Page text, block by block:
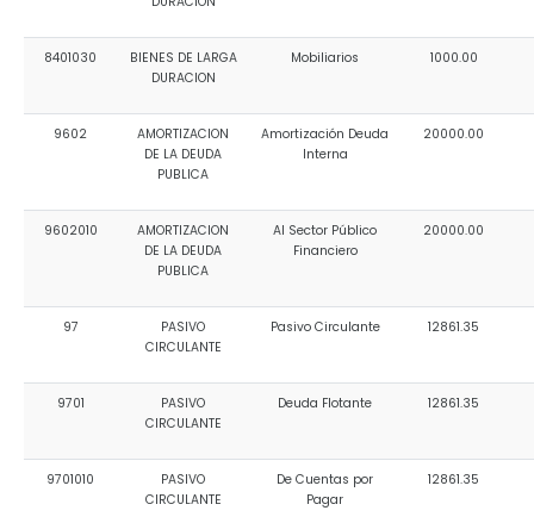
8401030
BIENES DE LARGA
DURACION
Mobiliarios 1000.00
9602
AMORTIZACION
DE LA DEUDA
PUBLICA
Amortización Deuda
Interna
20000.00
9602010
AMORTIZACION
DE LA DEUDA
PUBLICA
Al Sector Público
Financiero
20000.00
97
PASIVO
CIRCULANTE
Pasivo Circulante 12861.35
9701
PASIVO
CIRCULANTE
Deuda Flotante 12861.35
9701010
PASIVO
CIRCULANTE
De Cuentas por
Pagar
12861.35